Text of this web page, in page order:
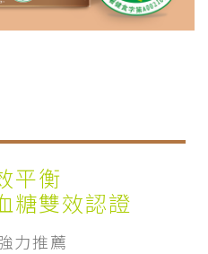
平衡
糖雙效認證
力推薦